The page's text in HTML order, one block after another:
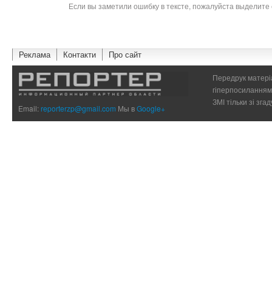
Если вы заметили ошибку в тексте, пожалуйста
Реклама Контакти Про сайт
Email:reporterzp@gmail.com Мы вGoogle+
Передрук
ЗМІ тільки зі